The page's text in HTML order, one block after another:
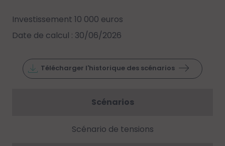
Investissement 10 000 euros
Date de calcul : 30/06/2026
Télécharger l'historique des scénarios
Scénarios
Scénario de tensions